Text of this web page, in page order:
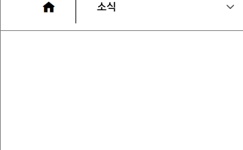
소식